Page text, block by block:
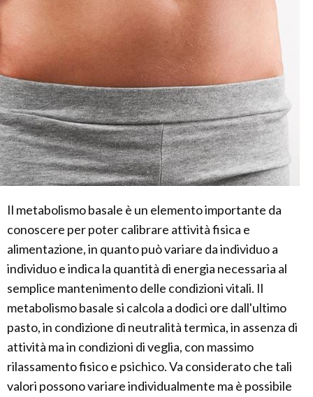
Il metabolismo basale è un elemento importante da
conoscere per poter calibrare attività fisica e
alimentazione, in quanto può variare da individuo a
individuo e indica la quantità di energia necessaria al
semplice mantenimento delle condizioni vitali. Il
metabolismo basale si calcola a dodici ore dall'ultimo
pasto, in condizione di neutralità termica, in assenza di
attività ma in condizioni di veglia, con massimo
rilassamento fisico e psichico. Va considerato che tali
valori possono variare individualmente ma è possibile